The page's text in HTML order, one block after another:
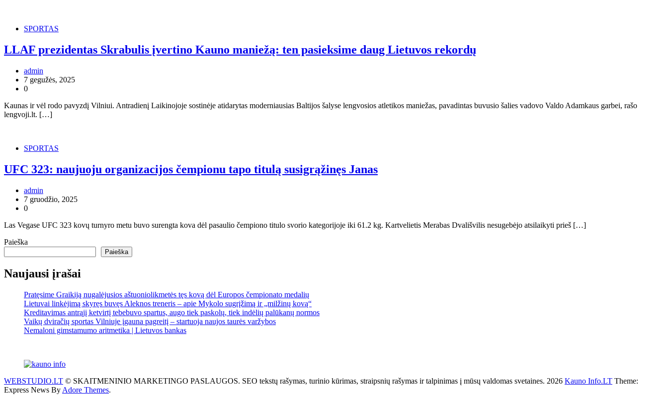
SPORTAS
LLAF prezidentas Skrabulis įvertino Kauno maniežą: ten pasieksime daug Lietuvos rekordų
admin
7 gegužės, 2025
0
Kaunas ir vėl rodo pavyzdį Vilniui. Antradienį Laikinojoje sostinėje atidarytas moderniausias Baltijos šalyse lengvosios atletikos maniežas, pavadintas buvusio šalies vadovo Valdo Adamkaus garbei, rašo
lengvoji.lt. […]
SPORTAS
UFC 323: naujuoju organizacijos čempionu tapo titulą susigrąžinęs Janas
admin
7 gruodžio, 2025
0
Las Vegase UFC 323 kovų turnyro metu buvo surengta kova dėl pasaulio čempiono titulo svorio kategorijoje iki 61.2 kg. Kartvelietis Merabas Dvališvilis nesugebėjo atsilaikyti prieš […]
Paieška
Paieška
Naujausi įrašai
Pratęsime Graikiją nugalėjusios aštuoniolikmetės tęs kovą dėl Europos čempionato medalių
Lietuvai linkėjimą skyręs buvęs Aleknos treneris – apie Mykolo sugrįžimą ir „milžinų kovą“
Kreditavimas antrąjį ketvirtį tebebuvo spartus, augo tiek paskolų, tiek indėlių palūkanų normos
Vaikų dviračių sportas Vilniuje įgauna pagreitį – startuoja naujos taurės varžybos
Nemaloni gimstamumo aritmetika | Lietuvos bankas
WEBSTUDIO.LT © SKAITMENINIO MARKETINGO PASLAUGOS. SEO tekstų rašymas, turinio kūrimas, straipsnių rašymas ir talpinimas į mūsų valdomas svetaines. 2026 Kauno Info.LT Theme:
Express News By Adore Themes.